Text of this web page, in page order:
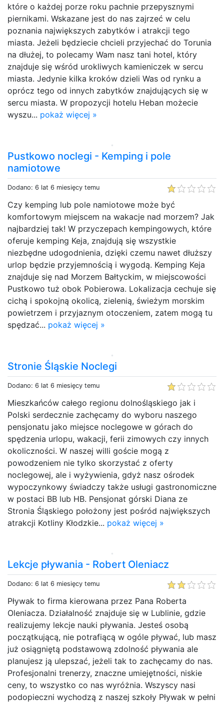
które o każdej porze roku pachnie przepysznymi
piernikami. Wskazane jest do nas zajrzeć w celu
poznania największych zabytków i atrakcji tego
miasta. Jeżeli będziecie chcieli przyjechać do Torunia
na dłużej, to polecamy Wam nasz tani hotel, który
znajduje się wśród urokliwych kamieniczek w sercu
miasta. Jedynie kilka kroków dzieli Was od rynku a
oprócz tego od innych zabytków znajdujących się w
sercu miasta. W propozycji hotelu Heban możecie
wyszu... pokaż więcej »
Pustkowo noclegi - Kemping i pole
namiotowe
Dodano: 6 lat 6 miesięcy temu
Czy kemping lub pole namiotowe może być
komfortowym miejscem na wakacje nad morzem? Jak
najbardziej tak! W przyczepach kempingowych, które
oferuje kemping Keja, znajdują się wszystkie
niezbędne udogodnienia, dzięki czemu nawet dłuższy
urlop będzie przyjemnością i wygodą. Kemping Keja
znajduje się nad Morzem Bałtyckim, w miejscowości
Pustkowo tuż obok Pobierowa. Lokalizacja cechuje się
cichą i spokojną okolicą, zielenią, świeżym morskim
powietrzem i przyjaznym otoczeniem, zatem mogą tu
spędzać... pokaż więcej »
Stronie Śląskie Noclegi
Dodano: 6 lat 6 miesięcy temu
Mieszkańców całego regionu dolnośląskiego jak i
Polski serdecznie zachęcamy do wyboru naszego
pensjonatu jako miejsce noclegowe w górach do
spędzenia urlopu, wakacji, ferii zimowych czy innych
okoliczności. W naszej willi goście mogą z
powodzeniem nie tylko skorzystać z oferty
noclegowej, ale i wyżywienia, gdyż nasz ośrodek
wypoczynkowy świadczy także usługi gastronomiczne
w postaci BB lub HB. Pensjonat górski Diana ze
Stronia Śląskiego położony jest pośród największych
atrakcji Kotliny Kłodzkie... pokaż więcej »
Lekcje pływania - Robert Oleniacz
Dodano: 6 lat 6 miesięcy temu
Pływak to firma kierowana przez Pana Roberta
Oleniacza. Działalność znajduje się w Lublinie, gdzie
realizujemy lekcje nauki pływania. Jesteś osobą
początkującą, nie potrafiącą w ogóle pływać, lub masz
już osiągniętą podstawową zdolność pływania ale
planujesz ją ulepszać, jeżeli tak to zachęcamy do nas.
Profesjonalni trenerzy, znaczne umiejętności, niskie
ceny, to wszystko co nas wyróżnia. Wszyscy nasi
podopieczni wychodzą z naszej szkoły Pływak w pełni